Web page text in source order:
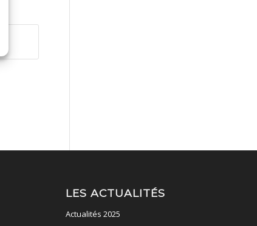
LES ACTUALITÉS
Actualités 2025